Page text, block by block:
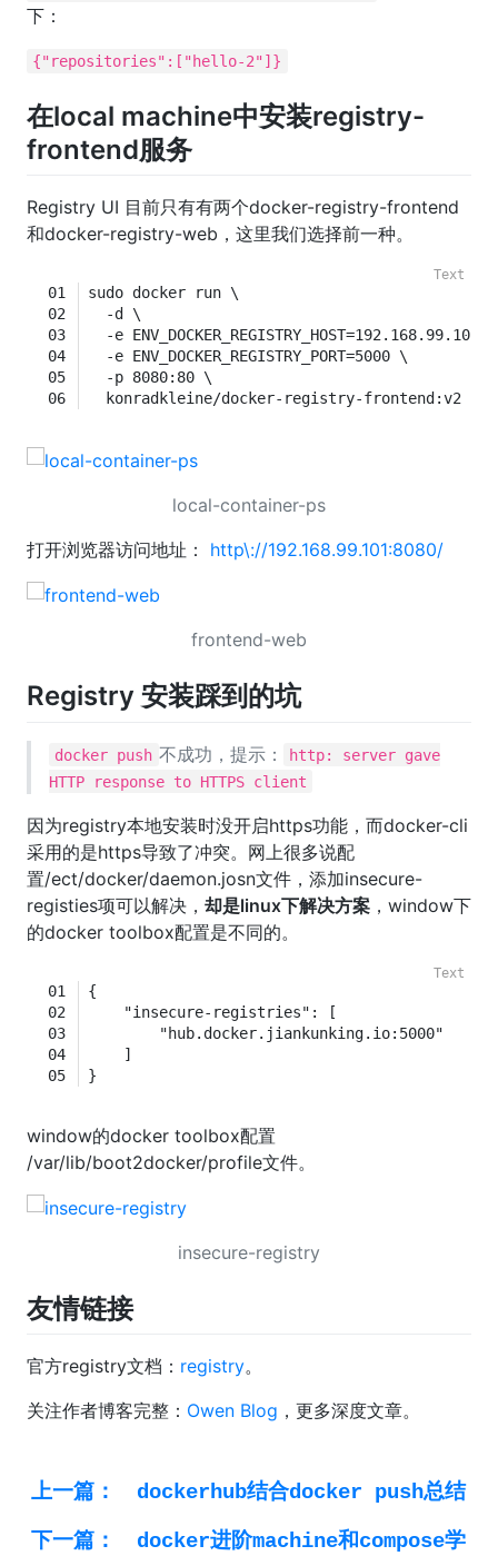
下：
{"repositories":["hello-2"]}
在local machine中安装registry-
frontend服务
Registry UI 目前只有有两个docker-registry-frontend
和docker-registry-web，这里我们选择前一种。
sudo docker run \
  -d \
  -e ENV_DOCKER_REGISTRY_HOST=192.168.99.101 \
  -e ENV_DOCKER_REGISTRY_PORT=5000 \
  -p 8080:80 \
  konradkleine/docker-registry-frontend:v2
local-container-ps
打开浏览器访问地址： http\://192.168.99.101:8080/
frontend-web
Registry 安装踩到的坑
docker push 不成功，提示：
http: server gave
HTTP response to HTTPS client
因为registry本地安装时没开启https功能，而docker-cli
采用的是https导致了冲突。网上很多说配
置/ect/docker/daemon.josn文件，添加insecure-
registies项可以解决， 却是linux下解决方案 ，window下
的docker toolbox配置是不同的。
{
    "insecure-registries": [
        "hub.docker.jiankunking.io:5000"
    ]
}
window的docker toolbox配置
/var/lib/boot2docker/profile文件。
insecure-registry
友情链接
官方registry文档： registry。
关注作者博客完整： Owen Blog ，更多深度文章。
上一篇：
dockerhub结合docker push总结
下一篇：
docker进阶machine和compose学